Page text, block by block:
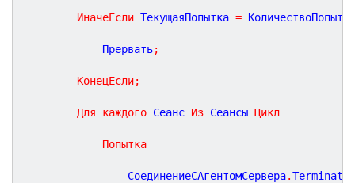
ИначеЕсли ТекущаяПопытка =
			Прервать
;
КонецЕсли;
Для каждого Сеанс Из Сеансы Цикл
Попытка
				СоединениеСАгентомСервера
.